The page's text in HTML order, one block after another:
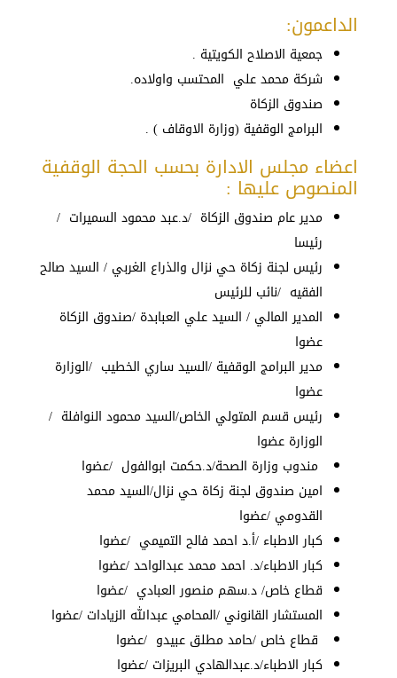
الداعمون:
جمعية الاصلاح الكويتية .
شركة محمد علي المحتسب واولاده.
صندوق الزكاة
البرامج الوقفية (وزارة الاوقاف ) .
اعضاء مجلس الادارة بحسب الحجة الوقفية
المنصوص عليها :
مدير عام صندوق الزكاة /د.عبد محمود السميرات /
رئيسا
رئيس لجنة زكاة حي نزال والذراع الغربي / السيد صالح
الفقيه /نائب للرئيس
المدير المالي / السيد علي العبابدة /صندوق الزكاة
عضوا
مدير البرامج الوقفية /السيد ساري الخطيب /الوزارة
عضوا
رئيس قسم المتولي الخاص/السيد محمود النوافلة /
الوزارة عضوا
مندوب وزارة الصحة/د.حكمت ابوالفول /عضوا
امين صندوق لجنة زكاة حي نزال/السيد محمد
القدومي /عضوا
كبار الاطباء /أ.د احمد فالح التميمي /عضوا
كبار الاطباء/د. احمد محمد عبدالواحد /عضوا
قطاع خاص/ د.سهم منصور العبادي /عضوا
المستشار القانوني /المحامي عبدالله الزيادات /عضوا
قطاع خاص /حامد مطلق عبيدو /عضوا
كبار الاطباء/د.عبدالهادي البريزات /عضوا